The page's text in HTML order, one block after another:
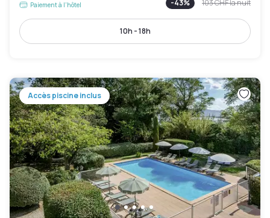
Paiement à l'hôtel
-43% 103 CHFla nuit
10h - 18h
Accès piscine inclus